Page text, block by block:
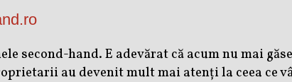
second-hand. E adevărat că acum nu mai
au devenit mult mai atenți la ceea ce